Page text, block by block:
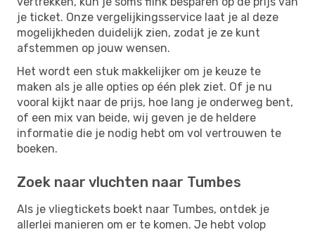
je ticket. Onze vergelijkingsservice laat je al deze
mogelijkheden duidelijk zien, zodat je ze kunt
afstemmen op jouw wensen.
Het wordt een stuk makkelijker om je keuze te
maken als je alle opties op één plek ziet. Of je nu
vooral kijkt naar de prijs, hoe lang je onderweg bent,
of een mix van beide, wij geven je de heldere
informatie die je nodig hebt om vol vertrouwen te
boeken.
Zoek naar vluchten naar Tumbes
Als je vliegtickets boekt naar Tumbes, ontdek je
allerlei manieren om er te komen. Je hebt volop